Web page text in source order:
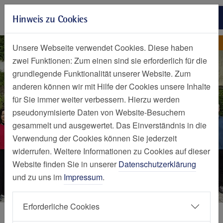
Zur Hauptnavigation springen
Zum Seiteninhalt springen
Zum Seitenende springen
Nachrichten Detailseite
Nachricht
Hinweis zu Cookies
Unsere Webseite verwendet Cookies. Diese haben
zwei Funktionen: Zum einen sind sie erforderlich für die
grundlegende Funktionalität unserer Website. Zum
anderen können wir mit Hilfe der Cookies unsere Inhalte
für Sie immer weiter verbessern. Hierzu werden
pseudonymisierte Daten von Website-Besuchern
gesammelt und ausgewertet. Das Einverständnis in die
Verwendung der Cookies können Sie jederzeit
widerrufen. Weitere Informationen zu Cookies auf dieser
Website finden Sie in unserer Datenschutzerklärung
und zu uns im Impressum.
Erforderliche Cookies